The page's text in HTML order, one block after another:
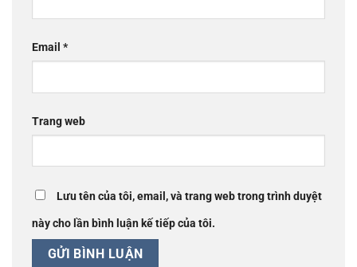
Email *
Trang web
Lưu tên của tôi, email, và trang web trong trình duyệt
này cho lần bình luận kế tiếp của tôi.